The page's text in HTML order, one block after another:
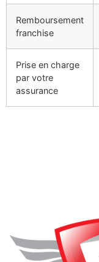
Remboursement
franchise
Prise en charge
par votre
assurance